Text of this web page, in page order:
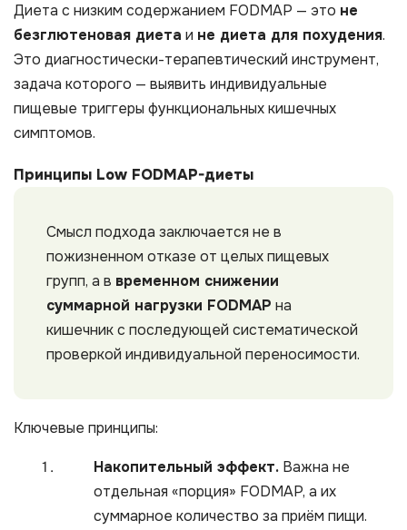
Диета с низким содержанием FODMAP — это не
безглютеновая диета и не диета для похудения.
Это диагностически-терапевтический инструмент,
задача которого — выявить индивидуальные
пищевые триггеры функциональных кишечных
симптомов.
Принципы Low FODMAP-диеты
Смысл подхода заключается не в
пожизненном отказе от целых пищевых
групп, а в временном снижении
суммарной нагрузки FODMAP на
кишечник с последующей систематической
проверкой индивидуальной переносимости.
Ключевые принципы:
Накопительный эффект. Важна не
отдельная «порция» FODMAP, а их
суммарное количество за приём пищи.